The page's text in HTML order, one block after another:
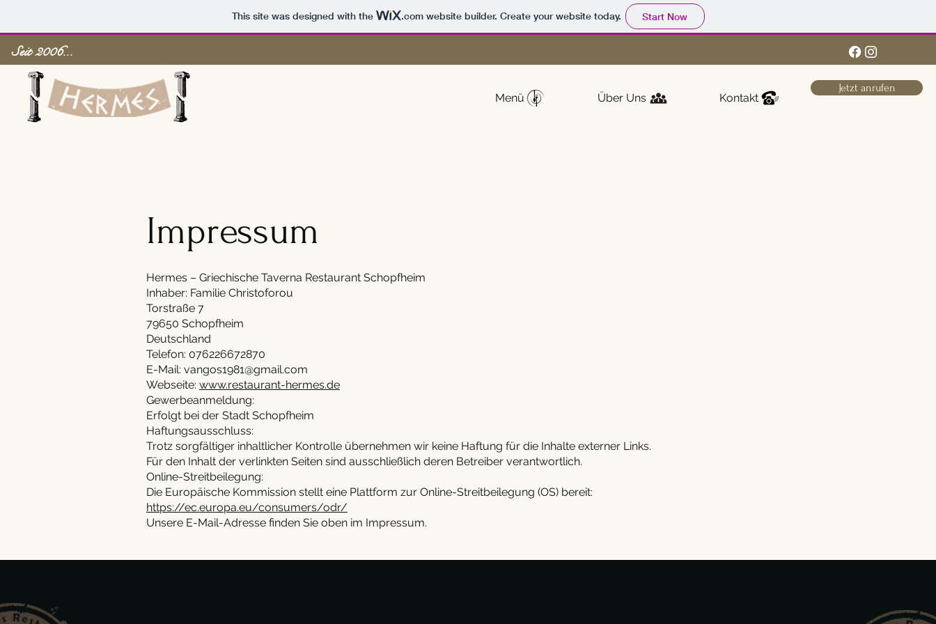
This site was designed with the .comwebsite builder. Create your website today. Start Now
Seit 2006...
Menü Über Uns Kontakt
Jetzt anrufen
Impressum
Hermes – Griechische Taverna Restaurant Schopfheim
Inhaber: Familie Christoforou
Torstraße 7
79650 Schopfheim
Deutschland
Telefon: 076226672870
E-Mail: vangos1981@gmail.com
Webseite: www.restaurant-hermes.de
Gewerbeanmeldung:
Erfolgt bei der Stadt Schopfheim
Haftungsausschluss:
Trotz sorgfältiger inhaltlicher Kontrolle übernehmen wir keine Haftung für die Inhalte externer Links.
Für den Inhalt der verlinkten Seiten sind ausschließlich deren Betreiber verantwortlich.
Online-Streitbeilegung:
Die Europäische Kommission stellt eine Plattform zur Online-Streitbeilegung (OS) bereit:
https://ec.europa.eu/consumers/odr/
Unsere E-Mail-Adresse finden Sie oben im Impressum.